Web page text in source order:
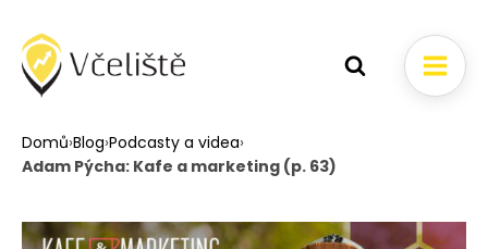
Domů›Blog›Podcasty a videa›
Adam Pýcha: Kafe a marketing (p. 63)